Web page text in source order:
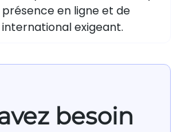
en ligne et de
exigeant.
besoin